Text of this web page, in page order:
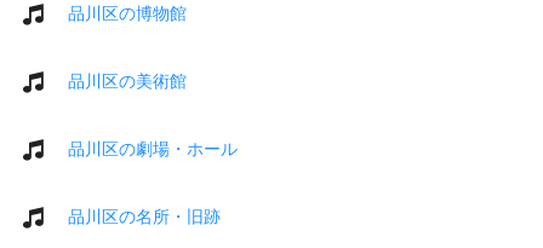
品川区の博物館
品川区の美術館
品川区の劇場・ホール
品川区の名所・旧跡